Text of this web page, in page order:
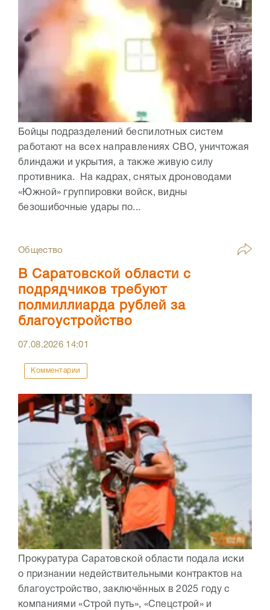
Бойцы подразделений беспилотных систем
работают на всех направлениях СВО, уничтожая
блиндажи и укрытия, а также живую силу
противника. На кадрах, снятых дроноводами
«Южной» группировки войск, видны
безошибочные удары по...
Общество
В Саратовской области с
подрядчиков требуют
полмиллиарда рублей за
благоустройство
07.08.2026 14:01
Комментарии
Прокуратура Саратовской области подала иски
о признании недействительными контрактов на
благоустройство, заключённых в 2025 году с
компаниями «Строй путь», «Спецстрой» и